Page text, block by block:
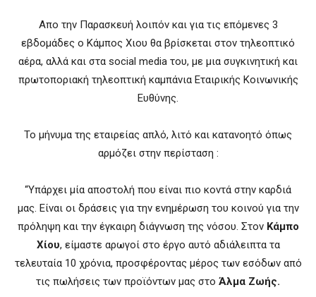
Απο την Παρασκευή λοιπόν και για τις επόμενες 3
εβδομάδες ο Κάμπος Χιου θα βρίσκεται στον τηλεοπτικό
αέρα, αλλά και στα social media του, με μια συγκινητική και
πρωτοποριακή τηλεοπτική καμπάνια Εταιρικής Κοινωνικής
Ευθύνης.
Το μήνυμα της εταιρείας απλό, λιτό και κατανοητό όπως
αρμόζει στην περίσταση :
“Υπάρχει μία αποστολή που είναι πιο κοντά στην καρδιά
μας. Είναι οι δράσεις για την ενημέρωση του κοινού για την
πρόληψη και την έγκαιρη διάγνωση της νόσου. Στον Κάμπο
Χίου, είμαστε αρωγοί στο έργο αυτό αδιάλειπτα τα
τελευταία 10 χρόνια, προσφέροντας μέρος των εσόδων από
τις πωλήσεις των προϊόντων μας στο Άλμα Ζωής.